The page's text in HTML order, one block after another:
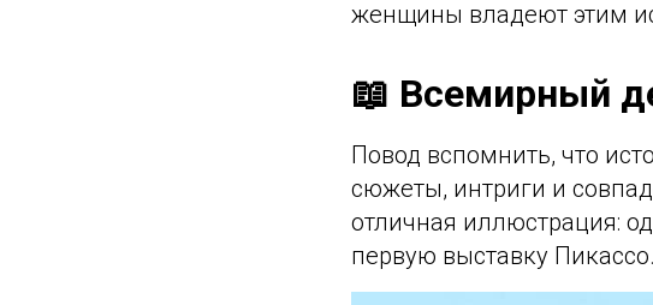
женщины владеют этим
📖 Всемирный
Повод вспомнить, что
сюжеты, интриги и
отличная иллюстрация:
первую выставку Пикассо.